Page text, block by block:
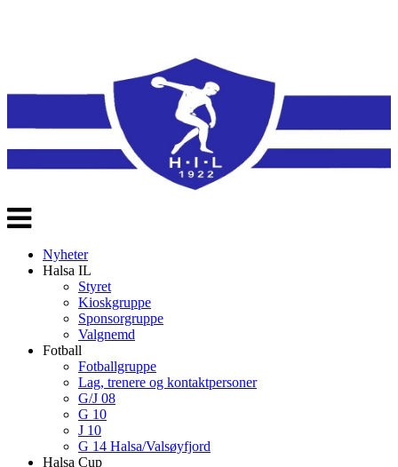
Veksle
navigasjon
Nyheter
Halsa IL
Styret
Kioskgruppe
Sponsorgruppe
Valgnemd
Fotball
Fotballgruppe
Lag, trenere og kontaktpersoner
G/J 08
G 10
J 10
G 14 Halsa/Valsøyfjord
Halsa Cup